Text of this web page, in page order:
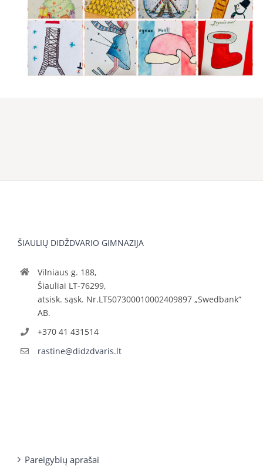
ŠIAULIŲ DIDŽDVARIO GIMNAZIJA
Vilniaus g. 188,
Šiauliai LT-76299,
atsisk. sąsk. Nr.LT507300010002409897 „Swedbank“
AB.
+370 41 431514
rastine@didzdvaris.lt
Pareigybių aprašai